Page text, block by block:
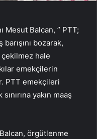
Mesut Balcan, ” PTT;
bozarak,
hale
emekçilerin
PTT emekçileri
yakın maaş
örgütlenme